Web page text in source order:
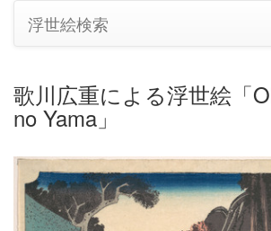
浮世絵検索
歌川広重による浮世絵「
no Yama」